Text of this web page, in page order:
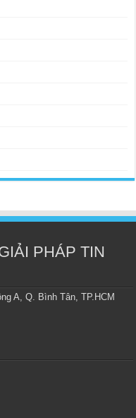
PHÁP TIN
A, Q. Bình Tân, TP.HCM